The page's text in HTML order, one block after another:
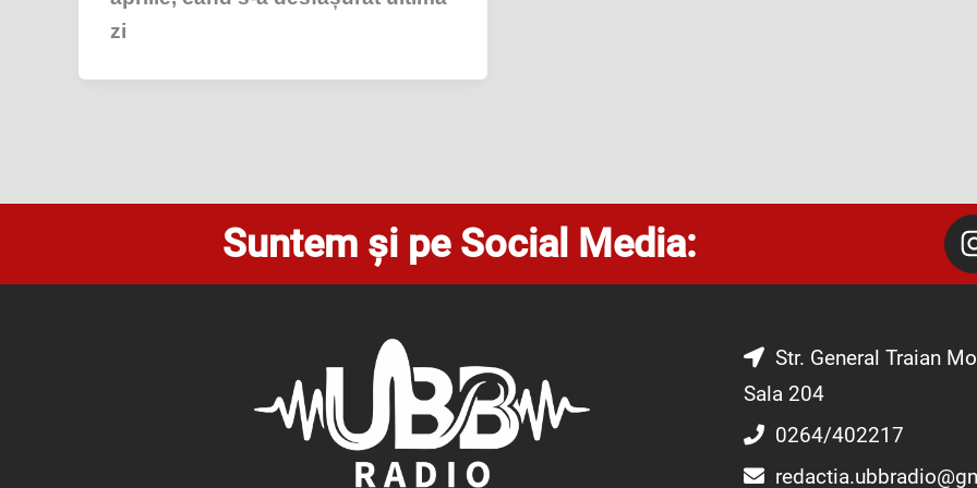
zi
Suntem și pe Social Media:
Str. General Traian
Sala 204
0264/402217